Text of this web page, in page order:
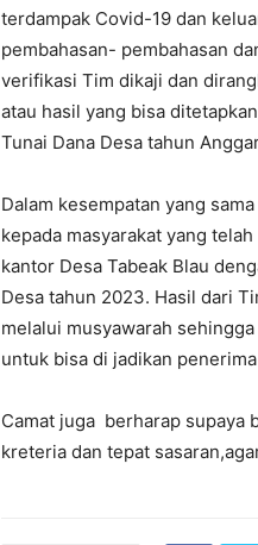
terdampak Covid-19 dan
pembahasan- pembahasan
verifikasi Tim dikaji dan
atau hasil yang bisa
Tunai Dana Desa tahun
Dalam kesempatan yang
kepada masyarakat yang
kantor Desa Tabeak Blau
Desa tahun 2023. Hasil dari
melalui musyawarah
untuk bisa di jadikan
Camat juga berharap supaya
kreteria dan tepat